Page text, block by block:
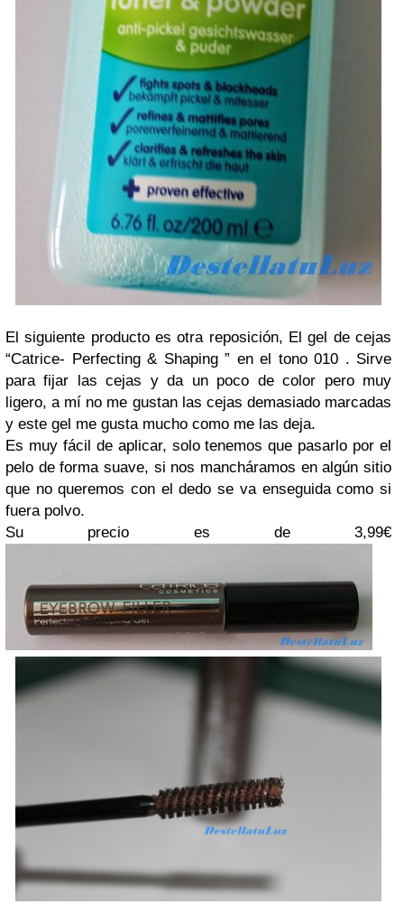
El siguiente producto es otra reposición, El gel de cejas
“Catrice- Perfecting & Shaping ” en el tono 010 . Sirve
para fijar las cejas y da un poco de color pero muy
ligero, a mí no me gustan las cejas demasiado marcadas
y este gel me gusta mucho como me las deja.
Es muy fácil de aplicar, solo tenemos que pasarlo por el
pelo de forma suave, si nos mancháramos en algún sitio
que no queremos con el dedo se va enseguida como si
fuera polvo.
Su precio es de 3,99€